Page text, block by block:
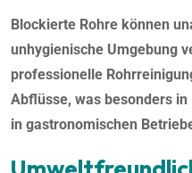
Blockierte Rohre können
unhygienische Umgebung
professionelle
Abflüsse, was besonders
in gastronomischen